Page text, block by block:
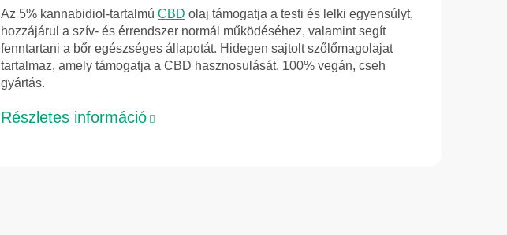
Az 5% kannabidiol-tartalmú CBD olaj támogatja a testi és lelki egyensúlyt,
hozzájárul a szív- és érrendszer normál működéséhez, valamint segít
fenntartani a bőr egészséges állapotát. Hidegen sajtolt szőlőmagolajat
tartalmaz, amely támogatja a CBD hasznosulását. 100% vegán, cseh
gyártás.
Részletes információ